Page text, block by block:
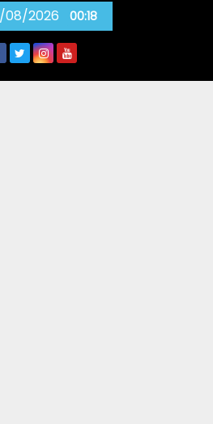
08/2026 00:18